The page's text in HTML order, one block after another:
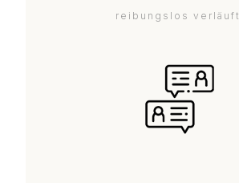
reibungslos verläuft.